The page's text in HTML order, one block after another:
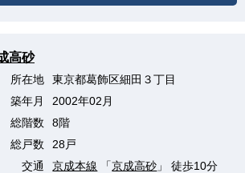
高砂
所在地
東京都葛飾区細田３丁目
築年月
2002年02月
総階数
8階
総戸数
28戸
交通
京成本線 「京成高砂 」 徒歩10分